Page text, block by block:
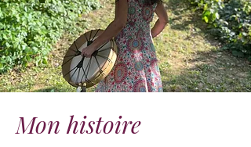
Mon histoire